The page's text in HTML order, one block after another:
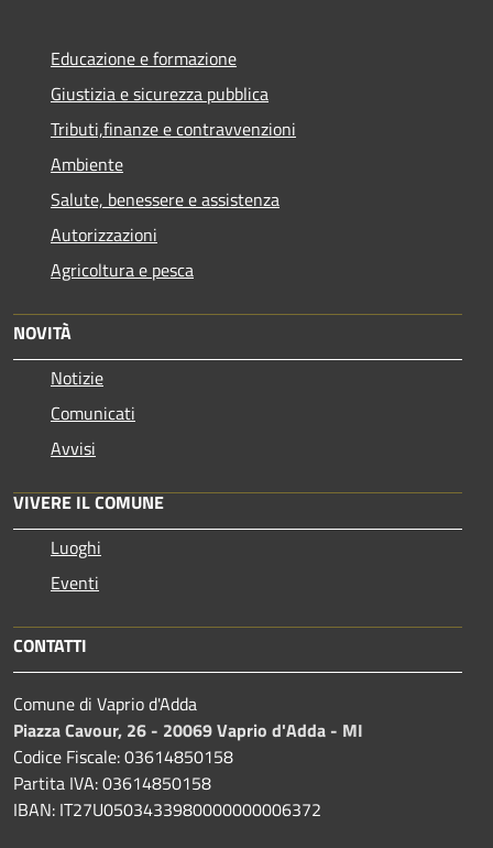
Educazione e formazione
Giustizia e sicurezza pubblica
Tributi,finanze e contravvenzioni
Ambiente
Salute, benessere e assistenza
Autorizzazioni
Agricoltura e pesca
NOVITÀ
Notizie
Comunicati
Avvisi
VIVERE IL COMUNE
Luoghi
Eventi
CONTATTI
Comune di Vaprio d'Adda
Piazza Cavour, 26 - 20069 Vaprio d'Adda - MI
Codice Fiscale: 03614850158
Partita IVA: 03614850158
IBAN: IT27U0503433980000000006372